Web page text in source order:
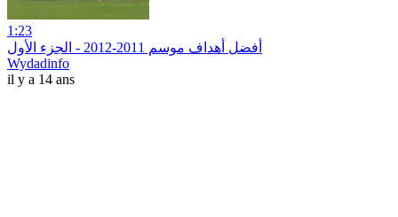
1:23
أفضل أهداف موسم 2011-2012 - الجزء الأول
Wydadinfo
il y a 14 ans